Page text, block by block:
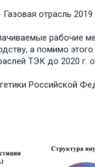
отрасль 2019
рабочие
а помимо
ТЭК до 2020 г.
Российской